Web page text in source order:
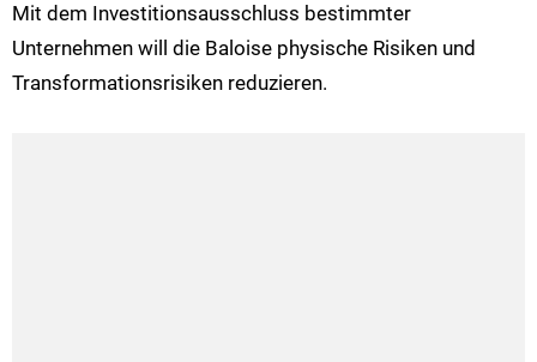
Mit dem Investitionsausschluss bestimmter
Unternehmen will die Baloise physische Risiken und
Transformationsrisiken reduzieren.